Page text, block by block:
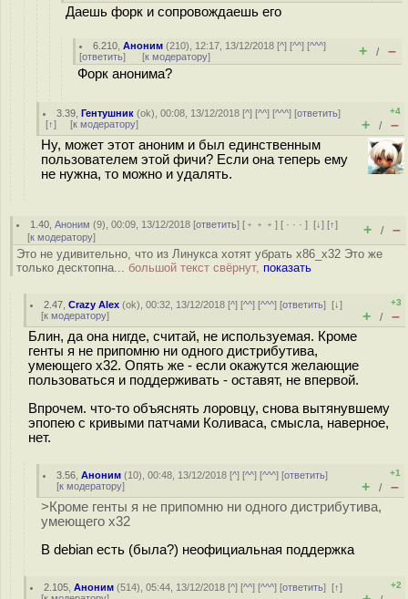
Даешь форк и сопровождаешь его
6.210 ,Аноним (210), 12:17, 13/12/2018 [^] [^^] [^^^]
[ответить] [к модератору] + / –
Форк анонима?
3.39 ,Гентушник (ok), 00:08, 13/12/2018 [^] [^^] [^^^] [ответить]
[↑] [к модератору]
+4
+ / –
Ну, может этот аноним и был единственным
пользователем этой фичи? Если она теперь ему
не нужна, то можно и удалять.
1.40 ,Аноним (9), 00:09, 13/12/2018 [ответить] [ ﹢﹢﹢] [ · · ·][↓] [↑]
[к модератору] + / –
Это не удивительно, что из Линукса хотят убрать x86_x32 Это же
только десктопна... большой текст свёрнут, показать
2.47 ,Crazy Alex (ok), 00:32, 13/12/2018 [^] [^^] [^^^] [ответить][↓]
[к модератору]
+3
+ / –
Блин, да она нигде, считай, не используемая. Кроме
генты я не припомню ни одного дистрибутива,
умеющего x32. Опять же - если окажутся желающие
пользоваться и поддерживать - оставят, не впервой.
Впрочем. что-то объяснять лоровцу, снова вытянувшему
эпопею с кривыми патчами Коливаса, смысла, наверное,
нет.
3.56 ,Аноним (10), 00:48, 13/12/2018 [^] [^^] [^^^] [ответить]
[к модератору]
+1
+ / –
>Кроме генты я не припомню ни одного дистрибутива,
умеющего x32
В debian есть (была?) неофициальная поддержка
2.105 ,Аноним (514), 05:44, 13/12/2018 [^] [^^] [^^^] [ответить][↑]
+2